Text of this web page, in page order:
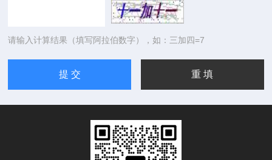
请输入计算结果（填写阿拉伯数字），如：三加四=7